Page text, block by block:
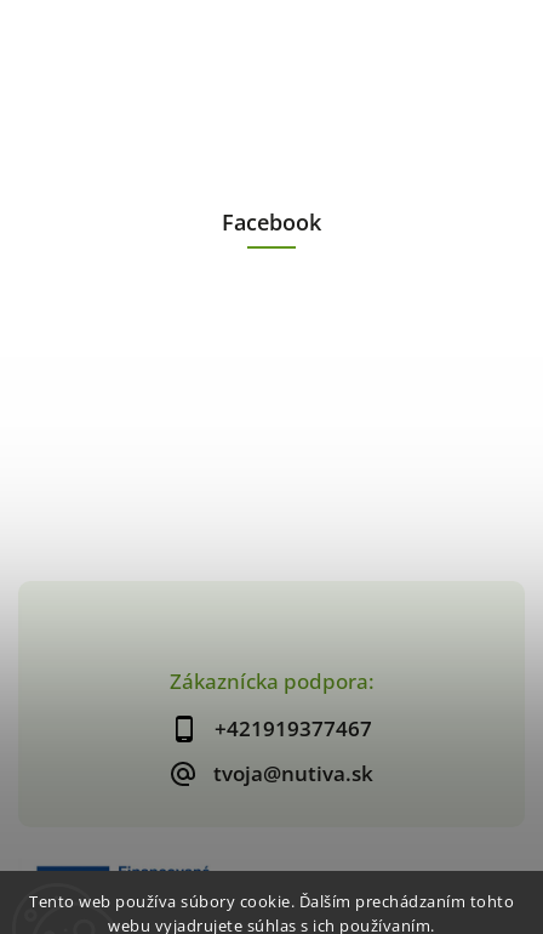
Tento web používa súbory cookie. Ďalším prechádzaním tohto
webu vyjadrujete súhlas s ich používaním.
Zákaznícka podpora:
+421919377467
tvoja@nutiva.sk
Facebook